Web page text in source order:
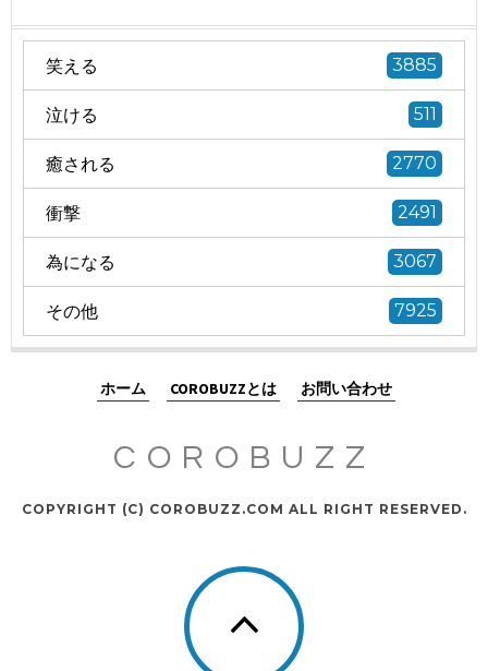
笑える 3885
泣ける 511
癒される 2770
衝撃 2491
為になる 3067
その他 7925
ホーム COROBUZZとは お問い合わせ
COROBUZZ
COPYRIGHT (C) COROBUZZ.COM ALL RIGHT RESERVED.